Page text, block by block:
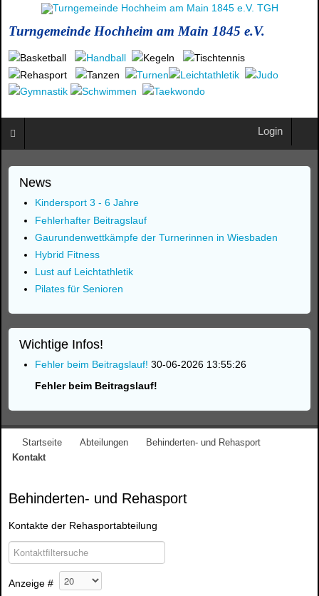
Turngemeinde Hochheim am Main 1845 e.V.
Login
News
Kindersport 3 - 6 Jahre
Fehlerhafter Beitragslauf
Gaurundenwettkämpfe der Turnerinnen in Wiesbaden
Hybrid Fitness
Lust auf Leichtathletik
Pilates für Senioren
Wichtige Infos!
Fehler beim Beitragslauf! 30-06-2026 13:55:26
Fehler beim Beitragslauf!
Startseite Abteilungen
Behinderten- und Rehasport
Kontakt
Behinderten- und Rehasport
Kontakte der Rehasportabteilung
Versteckt COM_CONTACT_1_FILTER_LABEL
Anzeige #